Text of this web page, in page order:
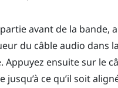
avant de la bande,
du câble audio dans
Appuyez ensuite sur le
jusqu’à ce qu’il soit